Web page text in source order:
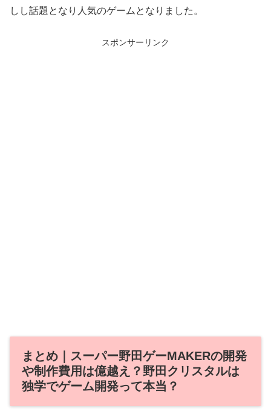
しし話題となり人気のゲームとなりました。
スポンサーリンク
まとめ｜スーパー野田ゲーMAKERの開発
や制作費用は億越え？野田クリスタルは
独学でゲーム開発って本当？